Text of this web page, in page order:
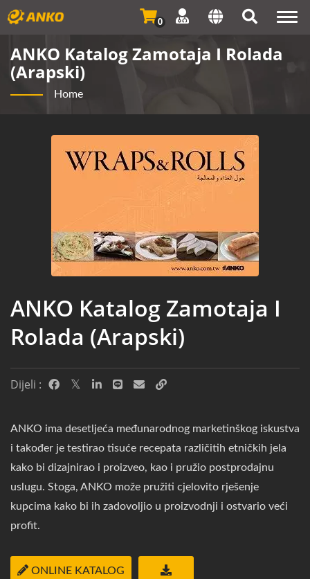
0
ANKO Katalog Zamotaja I Rolada
(arapski)
Home
ANKO Katalog Zamotaja I
Rolada (arapski)
Dijeli :
ANKO ima desetljeća međunarodnog marketinškog iskustva
i također je testirao tisuće recepata različitih etničkih jela
kako bi dizajnirao i proizveo, kao i pružio postprodajnu
uslugu. Stoga, ANKO može pružiti cjelovito rješenje
kupcima kako bi ih zadovoljio u proizvodnji i ostvario veći
profit.
ONLINE KATALOG